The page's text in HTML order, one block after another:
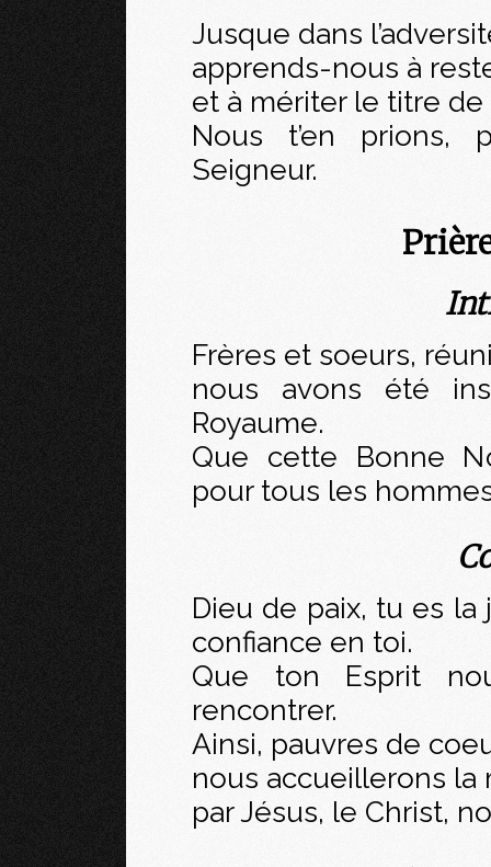
Jusque dans
apprends-nous à
et à mériter le titre de
Nous t’en prions,
Seigneur.
Frères et soeurs,
nous avons été
Royaume.
Que cette Bonne
pour tous les
Dieu de paix, tu es
confiance en toi.
Que ton Esprit
rencontrer.
Ainsi, pauvres de
nous accueillerons
par Jésus, le Christ,